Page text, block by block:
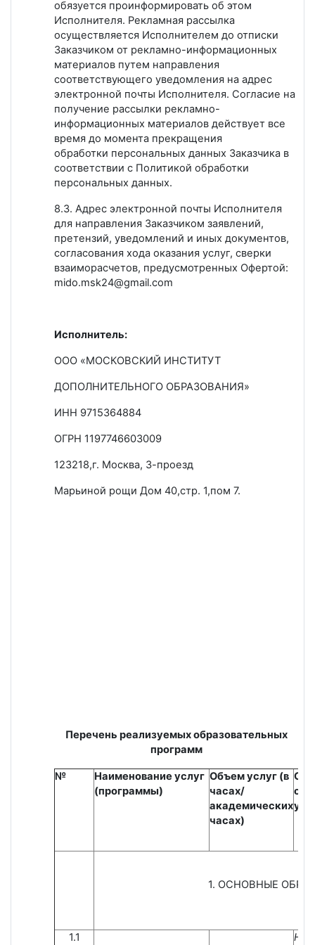
обязуется проинформировать об этом
Исполнителя. Рекламная рассылка
осуществляется Исполнителем до отписки
Заказчиком от рекламно-информационных
материалов путем направления
соответствующего уведомления на адрес
электронной почты Исполнителя. Согласие на
получение рассылки рекламно-
информационных материалов действует все
время до момента прекращения
обработки персональных данных Заказчика в
соответствии с Политикой обработки
персональных данных.
8.3. Адрес электронной почты Исполнителя
для направления Заказчиком заявлений,
претензий, уведомлений и иных документов,
согласования хода оказания услуг, сверки
взаиморасчетов, предусмотренных Офертой:
mido.msk24@gmail.com
Исполнитель:
ООО «МОСКОВСКИЙ ИНСТИТУТ
ДОПОЛНИТЕЛЬНОГО ОБРАЗОВАНИЯ»
ИНН 9715364884
ОГРН 1197746603009
123218,г. Москва, 3-проезд
Марьиной рощи Дом 40,стр. 1,пом 7.
Перечень реализуемых образовательных
программ
№
Наименование услуг
(программы)
Объем услуг (в
часах/
академических
часах)
1. ОСНОВНЫЕ
1.1